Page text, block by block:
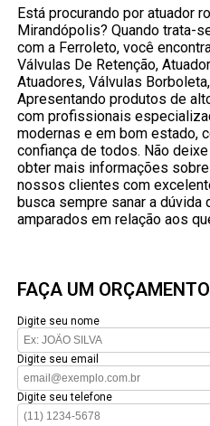
Está procurando por atuador
Mirandópolis? Quando trata-
com a Ferroleto, você
Válvulas De Retenção,
Atuadores, Válvulas
Apresentando produtos de
com profissionais
modernas e em bom estado,
confiança de todos. Não
obter mais informações
nossos clientes com
busca sempre sanar a
amparados em relação aos
FAÇA UM ORÇAMENTO
Digite seu nome
Digite seu email
Digite seu telefone